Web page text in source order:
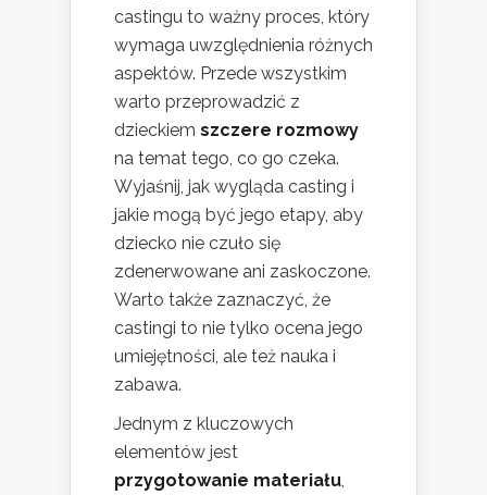
castingu to ważny proces, który
wymaga uwzględnienia różnych
aspektów. Przede wszystkim
warto przeprowadzić z
dzieckiem szczere rozmowy
na temat tego, co go czeka.
Wyjaśnij, jak wygląda casting i
jakie mogą być jego etapy, aby
dziecko nie czuło się
zdenerwowane ani zaskoczone.
Warto także zaznaczyć, że
castingi to nie tylko ocena jego
umiejętności, ale też nauka i
zabawa.
Jednym z kluczowych
elementów jest
przygotowanie materiału,